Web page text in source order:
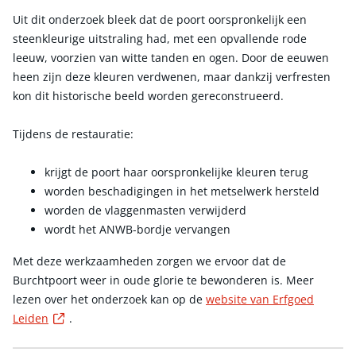
Uit dit onderzoek bleek dat de poort oorspronkelijk een
steenkleurige uitstraling had, met een opvallende rode
leeuw, voorzien van witte tanden en ogen. Door de eeuwen
heen zijn deze kleuren verdwenen, maar dankzij verfresten
kon dit historische beeld worden gereconstrueerd.
Tijdens de restauratie:
krijgt de poort haar oorspronkelijke kleuren terug
worden beschadigingen in het metselwerk hersteld
worden de vlaggenmasten verwijderd
wordt het ANWB-bordje vervangen
Met deze werkzaamheden zorgen we ervoor dat de
Burchtpoort weer in oude glorie te bewonderen is. Meer
lezen over het onderzoek kan op de website van Erfgoed
Leiden
.